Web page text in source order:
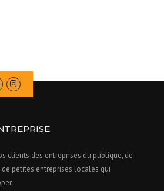
clients des entreprises du publique, de
petites entreprises locales qui